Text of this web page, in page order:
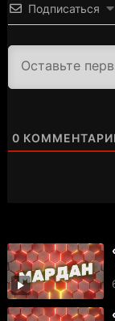
Подписаться
0